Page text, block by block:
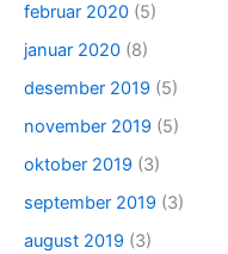
februar 2020 (5)
januar 2020 (8)
desember 2019 (5)
november 2019 (5)
oktober 2019 (3)
september 2019 (3)
august 2019 (3)